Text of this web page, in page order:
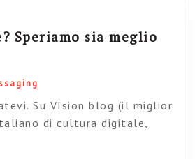
Speriamo sia meglio
Su VIsion blog (il miglior
di cultura digitale,